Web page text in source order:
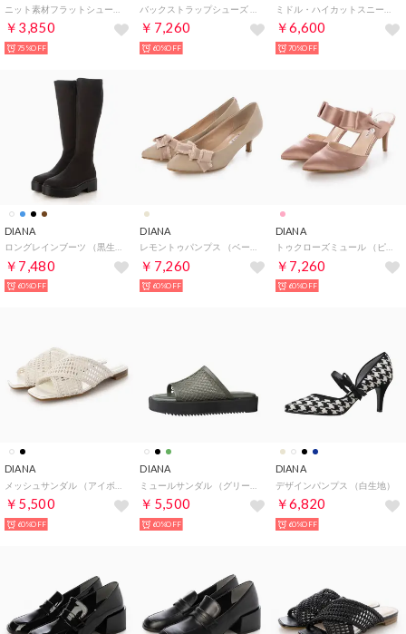
￥3,850
75%OFF
￥7,260
60%OFF
￥6,600
70%OFF
DIANA
￥7,480
60%OFF
DIANA
￥7,260
60%OFF
DIANA
トゥクローズミュール （ピンク生地）
￥7,260
60%OFF
DIANA
￥5,500
60%OFF
DIANA
￥5,500
60%OFF
DIANA
デザインパンプス （白生地）
￥6,820
60%OFF